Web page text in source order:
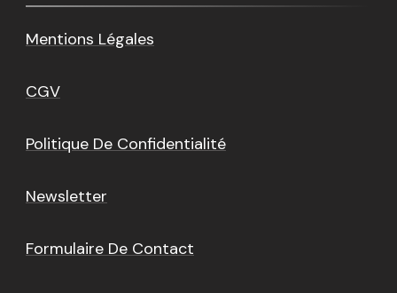
Mentions Légales
CGV
Politique De Confidentialité
Newsletter
Formulaire De Contact